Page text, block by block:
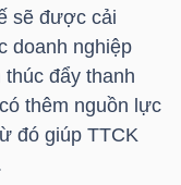
sẽ được cải
doanh nghiệp
đẩy thanh
thêm nguồn lực
đó giúp TTCK